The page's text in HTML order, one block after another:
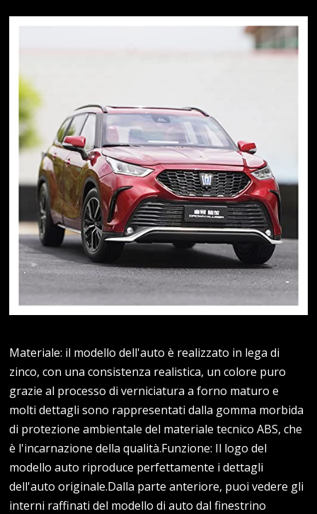
Materiale: il modello dell'auto è realizzato in lega di
zinco, con una consistenza realistica, un colore puro
grazie al processo di verniciatura a forno maturo e
molti dettagli sono rappresentati dalla gomma morbida
di protezione ambientale del materiale tecnico ABS, che
è l'incarnazione della qualità.Funzione: Il logo del
modello auto riproduce perfettamente i dettagli
dell'auto originale.Dalla parte anteriore, puoi vedere gli
interni raffinati del modello di auto dal finestrino